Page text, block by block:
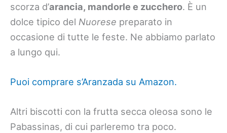
scorza d’arancia, mandorle e zucchero. È un
dolce tipico del Nuorese preparato in
occasione di tutte le feste. Ne abbiamo parlato
a lungo qui.
Puoi comprare s’Aranzada su Amazon.
Altri biscotti con la frutta secca oleosa sono le
Pabassinas, di cui parleremo tra poco.